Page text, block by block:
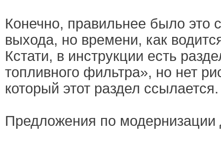
Конечно, правильнее было это
выхода, но времени, как
Кстати, в инструкции есть
топливного фильтра», но нет
который этот раздел ссылается.
Предложения по модернизации